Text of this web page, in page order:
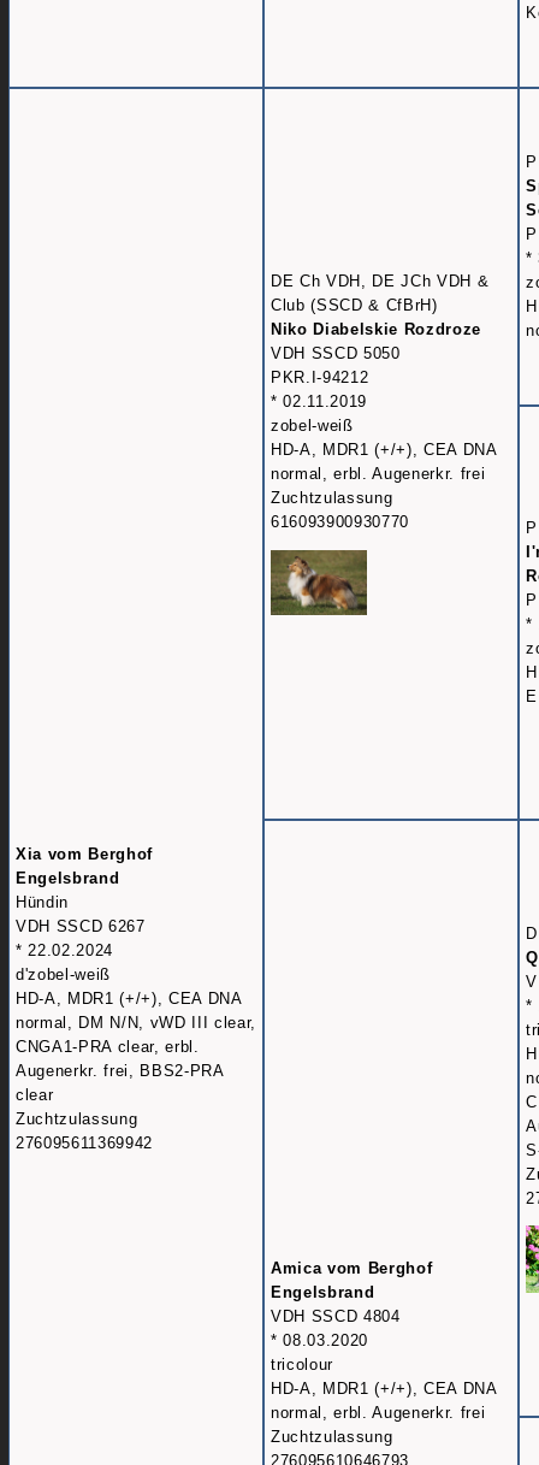
Xia vom Berghof
Engelsbrand
Hündin
VDH SSCD 6267
* 22.02.2024
d'zobel-weiß
HD-A, MDR1 (+/+), CEA DNA
normal, DM N/N, vWD III clear,
CNGA1-PRA clear, erbl.
Augenerkr. frei, BBS2-PRA
clear
Zuchtzulassung
276095611369942
DE Ch VDH, DE JCh VDH &
Club (SSCD & CfBrH)
Niko Diabelskie Rozdroze
VDH SSCD 5050
PKR.I-94212
* 02.11.2019
zobel-weiß
HD-A, MDR1 (+/+), CEA DNA
normal, erbl. Augenerkr. frei
Zuchtzulassung
616093900930770
*
*
Amica vom Berghof
Engelsbrand
VDH SSCD 4804
* 08.03.2020
tricolour
HD-A, MDR1 (+/+), CEA DNA
normal, erbl. Augenerkr. frei
Zuchtzulassung
276095610646793
*